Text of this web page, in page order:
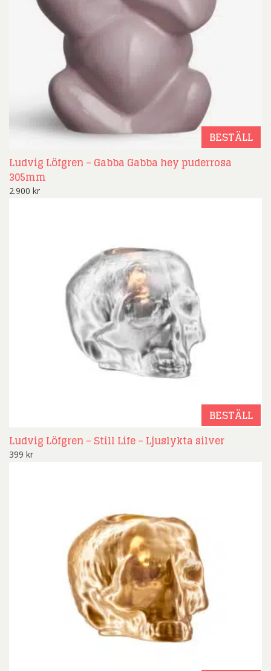
BESTÄLL
Ludvig Löfgren – Gabba Gabba hey puderrosa
305mm
2.900 kr
BESTÄLL
Ludvig Löfgren – Still Life – Ljuslykta silver
399 kr